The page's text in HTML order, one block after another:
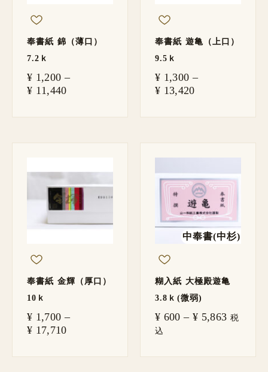
奉書紙 錦（薄口）
7.2ｋ
¥ 1,200 –
¥ 11,440
奉書紙 遊亀（上口）
9.5ｋ
¥ 1,300 –
¥ 13,420
奉書紙 金輝（厚口）
10ｋ
¥ 1,700 –
¥ 17,710
帯:
¥ 1,700
–
中奉書(中杉)
糊入紙 大極殿遊亀
3.8ｋ(微弱)
¥ 600 – ¥ 5,863
帯:
¥ 600
¥ 5,863
税
込